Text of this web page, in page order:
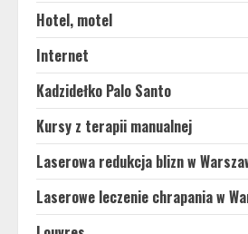
Hotel, motel
Internet
Kadzidełko Palo Santo
Kursy z terapii manualnej
Laserowa redukcja blizn w
Laserowe leczenie chrapania w